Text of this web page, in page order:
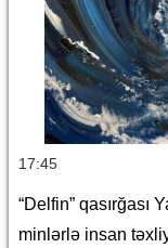
17:45
“Delfin” qasırğası
minlərlə insan